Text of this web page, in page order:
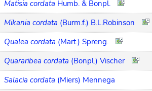
Matisia cordata Humb. & Bonpl.
Mikania cordata (Burm.f.) B.L.Robinson
Qualea cordata (Mart.) Spreng.
Quararibea cordata (Bonpl.) Vischer
Salacia cordata (Miers) Mennega